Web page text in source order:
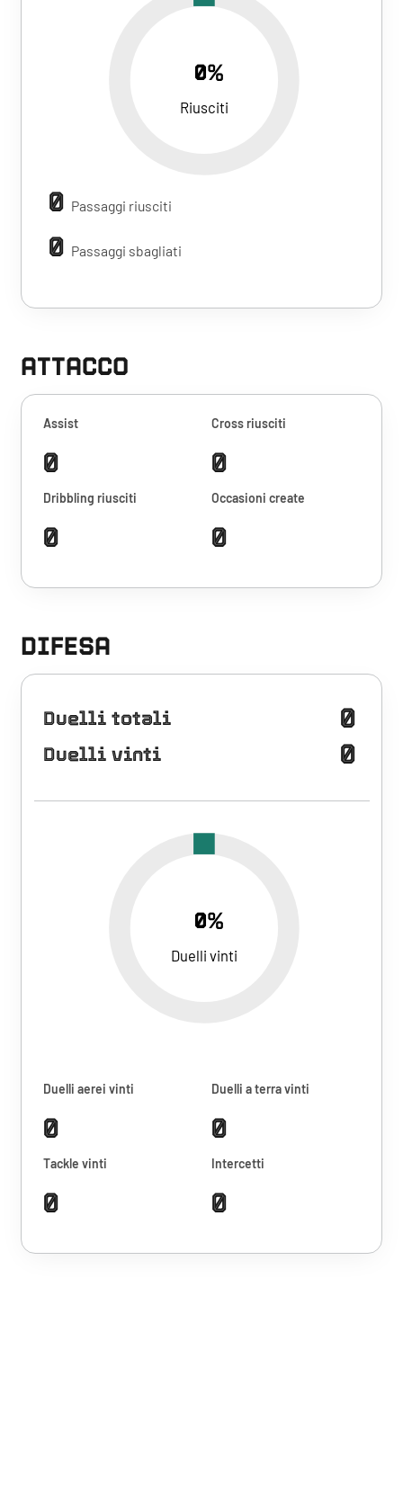
0%
Riusciti
0 Passaggi riusciti
0 Passaggi sbagliati
ATTACCO
Assist
0
Cross riusciti
0
Dribbling riusciti
0
Occasioni create
0
DIFESA
Duelli totali 0
Duelli vinti 0
0%
Duelli vinti
Duelli aerei vinti
0
Duelli a terra vinti
0
Tackle vinti
0
Intercetti
0